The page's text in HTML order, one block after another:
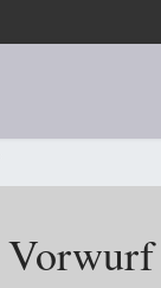
Vorwurf